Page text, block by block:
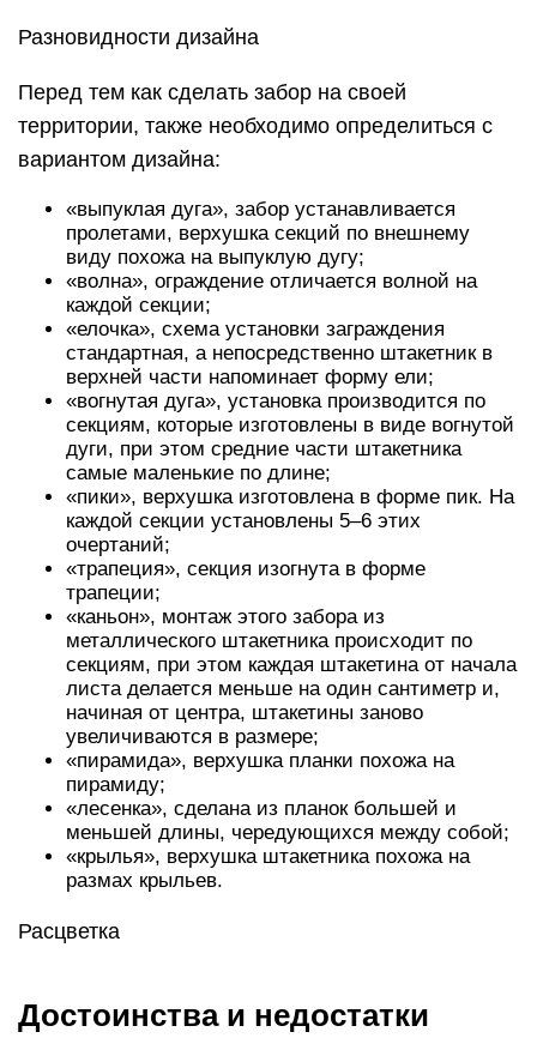
Разновидности дизайна
Перед тем как сделать забор на своей
территории, также необходимо определиться с
вариантом дизайна:
«выпуклая дуга», забор устанавливается
пролетами, верхушка секций по внешнему
виду похожа на выпуклую дугу;
«волна», ограждение отличается волной на
каждой секции;
«елочка», схема установки заграждения
стандартная, а непосредственно штакетник в
верхней части напоминает форму ели;
«вогнутая дуга», установка производится по
секциям, которые изготовлены в виде вогнутой
дуги, при этом средние части штакетника
самые маленькие по длине;
«пики», верхушка изготовлена в форме пик. На
каждой секции установлены 5–6 этих
очертаний;
«трапеция», секция изогнута в форме
трапеции;
«каньон», монтаж этого забора из
металлического штакетника происходит по
секциям, при этом каждая штакетина от начала
листа делается меньше на один сантиметр и,
начиная от центра, штакетины заново
увеличиваются в размере;
«пирамида», верхушка планки похожа на
пирамиду;
«лесенка», сделана из планок большей и
меньшей длины, чередующихся между собой;
«крылья», верхушка штакетника похожа на
размах крыльев.
Расцветка
Достоинства и недостатки